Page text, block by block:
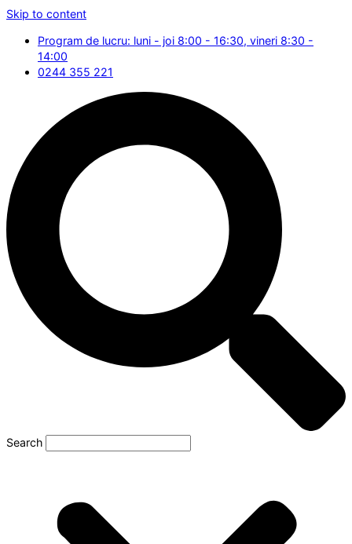
Skip to content
Program de lucru: luni - joi 8:00 - 16:30, vineri 8:30 -
14:00
0244 355 221
Search